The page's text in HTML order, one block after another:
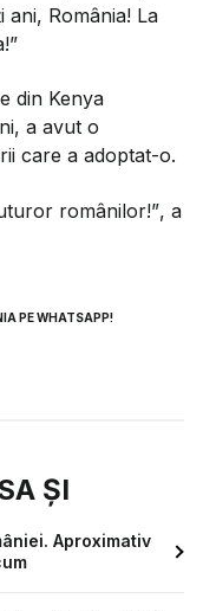
România! La
din Kenya
a avut o
care a adoptat-o.
românilor!”, a
PE WHATSAPP!
ȘI
Aproximativ